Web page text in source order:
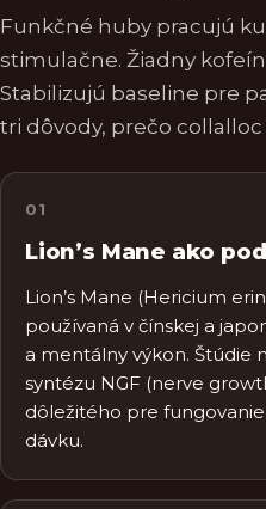
Funkčné huby pracujú
stimulačne. Žiadny
Stabilizujú baseline pre
tri dôvody, prečo collalloc
01
Lion’s Mane ako
Lion’s Mane (Hericium
používaná v čínskej a
a mentálny výkon. Štúdie
syntézu NGF (nerve
dôležitého pre
dávku.